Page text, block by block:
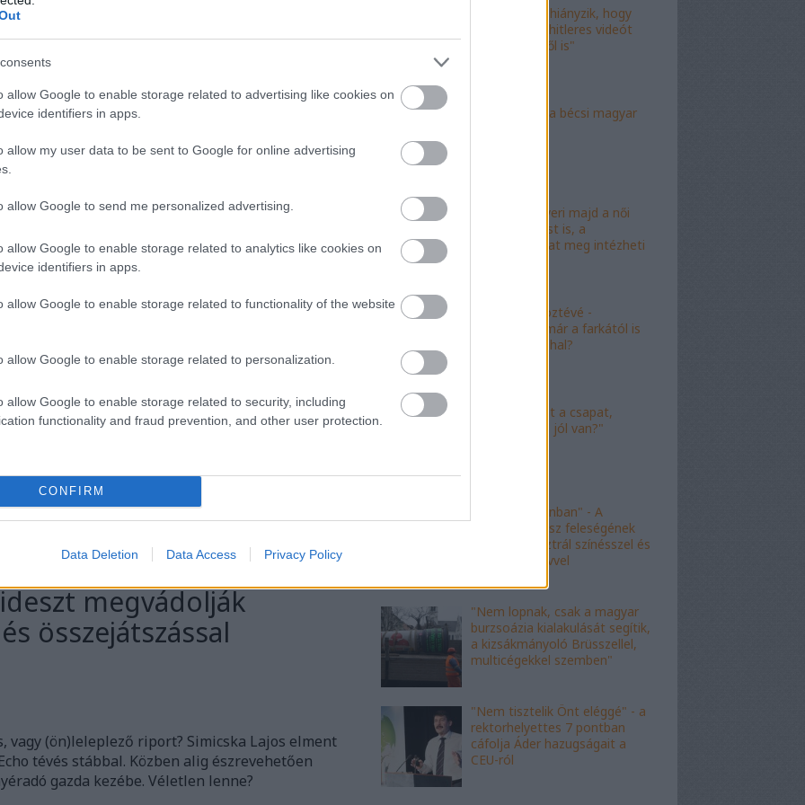
allow Google to enable storage related to advertising like cookies on
identifiers in apps.
allow my user data to be sent to Google for online advertising
allow Google to send me personalized advertising.
allow Google to enable storage related to analytics like cookies on
identifiers in apps.
allow Google to enable storage related to functionality of the website
allow Google to enable storage related to personalization.
allow Google to enable storage related to security, including
functionality and fraud prevention, and other user protection.
CONFIRM
Data Deletion Data Access Privacy Policy
unió lopás csalás kovács zoltán közvilágítás olaf
a napi 110 ezer
költötte el házbérlésre a zánkai tábort
egy jelentős részt a közvagyonból egy
TOVÁBB
59komment
kezdődik a Fidesz
megvádolják
összejátszással
vagy (ön)leleplező riport? Simicska Lajos elment
tévés stábbal. Közben alig észrevehetően
gazda kezébe. Véletlen lenne?
"Már csak az hiányzik, hogy
valami idióta hitleres videót
csináljon ebből is"
"Mély torok" a bécsi magyar
"Mészáros nyeri majd a női
kalapácsvetést is, a
kabalafigurákat meg intézheti
"Minőségi" köztévé -
hamarosan, már a farkától is
bűzleni fog a hal?
"Nagyot ment a csapat,
Viktor! Család jól van?"
"nem kishazánban" - A
fideszes borász feleségének
esete az ausztrál színésszel és
az angol nyelvvel
"Nem lopnak, csak a magyar
burzsoázia kialakulását segítik,
a kizsákmányoló Brüsszellel,
multicégekkel szemben"
"Nem tisztelik Önt eléggé" - a
rektorhelyettes 7 pontban
cáfolja Áder hazugságait a
CEU-ról